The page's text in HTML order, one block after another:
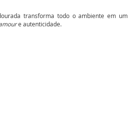
transforma todo o ambiente em um
e autenticidade.